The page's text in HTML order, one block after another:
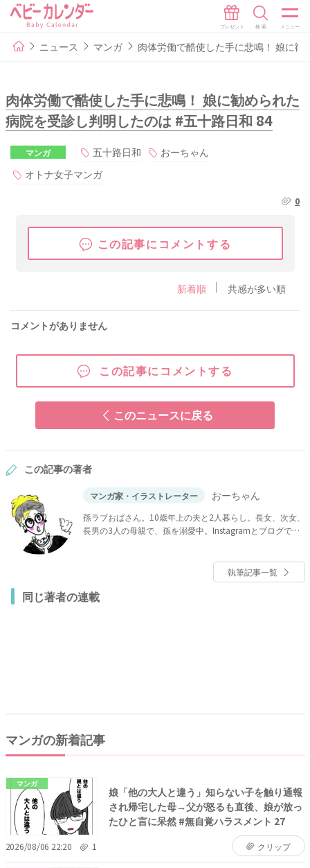
ニュース マンガ 肉体労働で酷使した手に悲鳴！ 娘に
肉体労働で酷使した手に悲鳴！ 娘に勧められた
病院を受診し判明したのは #五十路日和 84
マンガ 五十路日和
おーちゃん
オトナ女子マンガ
0
この記事にコメントする
新着順 共感が多い順
コメントがありません
この記事にコメントする
このニュースに戻る
この記事の著者
マンガ家・イラストレーター おーちゃん
孫ラブおばさん。10歳年上の夫と2人暮らし。長女、次女、
長男の3人の母親で、孫を溺愛中。Instagramとブログで家
執筆記事一覧
同じ著者の連載
マンガの新着記事
マンガ
娘「他の大人と違う」知らない子を触り通報
され帰宅した母→父が怒るも直後、娘が放っ
たひと言に呆然 #無自覚ハラスメント 27
2026/08/06 22:20 1 クリップ